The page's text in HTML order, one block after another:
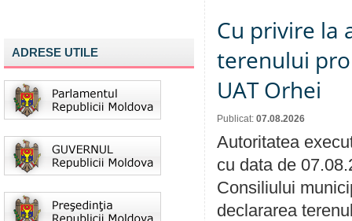
ADRESE UTILE
Cu privire la
terenului
UAT Orhei
Publicat: 07.08.2026
Autoritatea
cu data de
Consiliului
declararea